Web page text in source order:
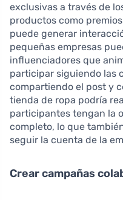
exclusivas a través de
productos como
puede generar
pequeñas empresas
influenciadores que
participar siguiendo las
compartiendo el post y
tienda de ropa podría
participantes tengan la
completo, lo que
seguir la cuenta de la
Crear campañas